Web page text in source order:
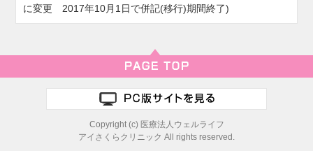
に変更 2017年10月1日で併記(移行)期間終了)
Copyright (c) 医療法人ウェルライフ
アイさくらクリニック All rights reserved.